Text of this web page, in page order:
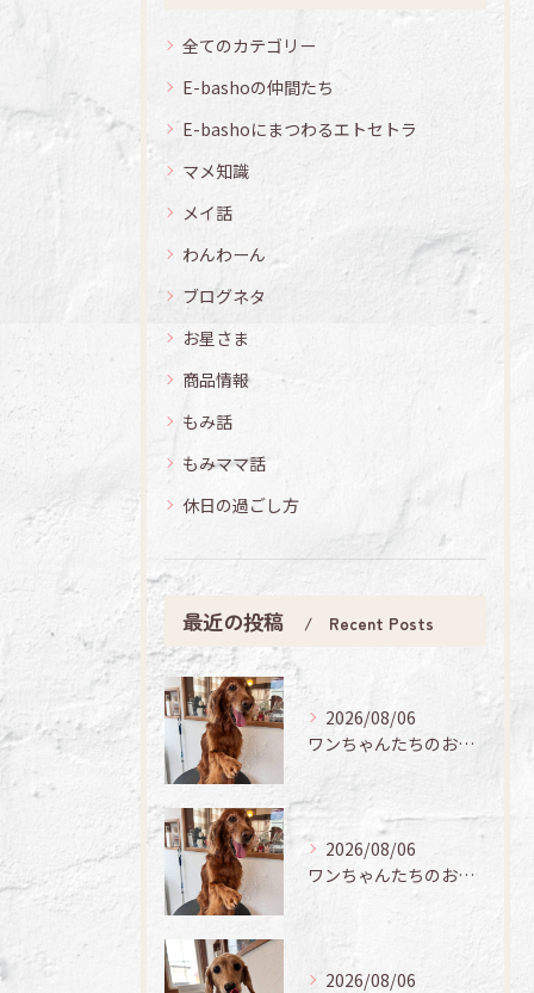
全てのカテゴリー
E-bashoの仲間たち
E-bashoにまつわるエトセトラ
マメ知識
メイ話
わんわーん
ブログネタ
お星さま
商品情報
もみ話
もみママ話
休日の過ごし方
最近の投稿 Recent Posts
2026/08/06
ワンちゃんたちのお手入れ日記🐶✨
2026/08/06
ワンちゃんたちのお手入れ日記🐶✨
2026/08/06